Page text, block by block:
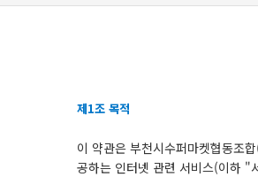
제1조 목적
이 약관은 부천시수퍼마켓협동조합
공하는 인터넷 관련 서비스(이하 "